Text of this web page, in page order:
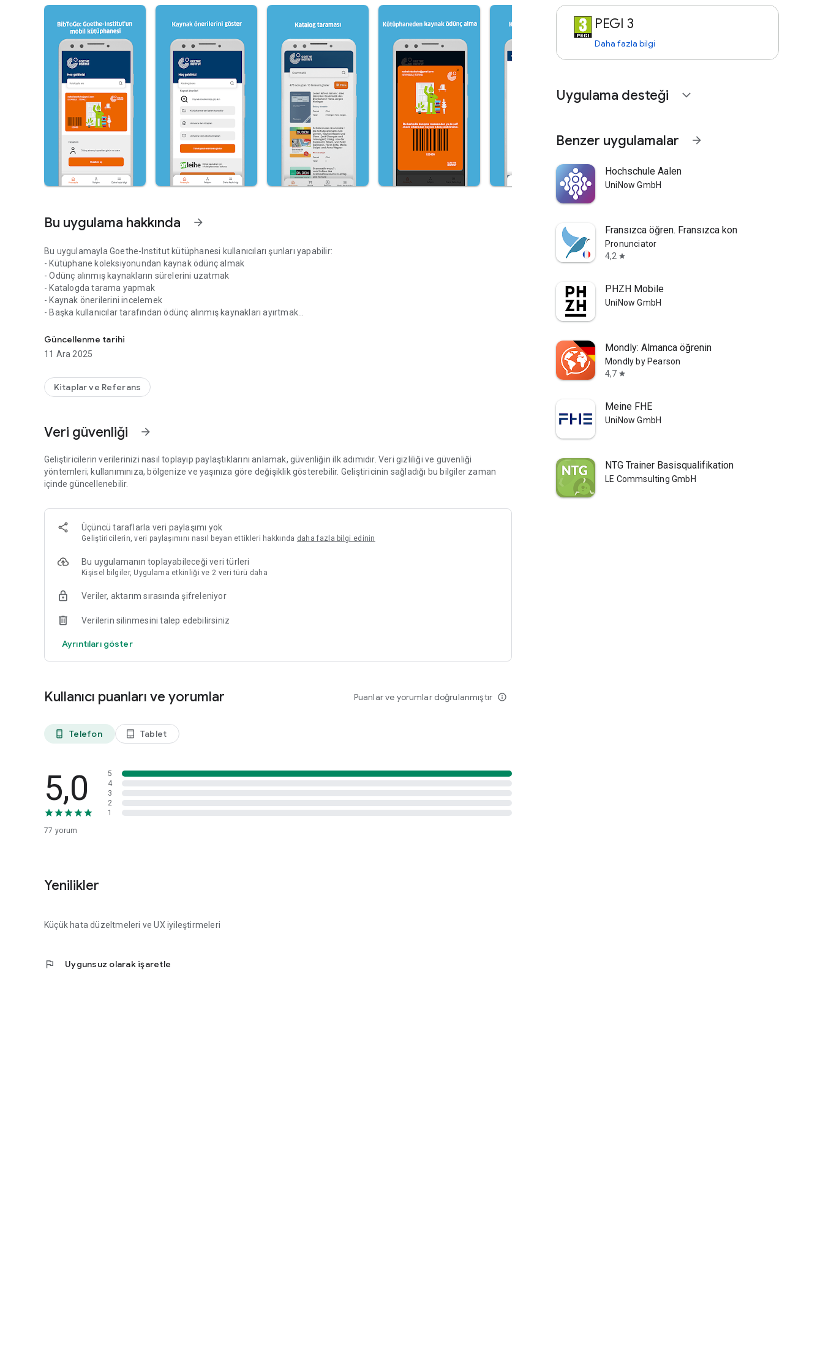
Bu uygulama hakkında arrow_forward
Bu uygulamayla Goethe-Institut kütüphanesi kullanıcıları şunları yapabilir:
- Kütüphane koleksiyonundan kaynak ödünç almak
- Ödünç alınmış kaynakların sürelerini uzatmak
- Katalogda tarama yapmak
- Kaynak önerilerini incelemek
- Başka kullanıcılar tarafından ödünç alınmış kaynakları ayırtmak
Bu uygulamayı kullanabilmek için
service=https%3A%2F%2Fmy.goethe.de%2Fkdf%2Fj_spring_cas_security_check&ort=pxxdeID&locale=tr)
Bu uygulamayı kullanabilmek için Mein Goethe.de'ye ücretsiz kaydınızı yapmalı ve ek olarak kütüphanemize üye
Güncellenme tarihi
11 Ara 2025
Kitaplar ve Referans
Veri güvenliği arrow_forward
Geliştiricilerin verilerinizi nasıl toplayıp paylaştıklarını anlamak, güvenliğin ilk adımıdır. Veri gizliliği ve güvenliği
yöntemleri; kullanımınıza, bölgenize ve yaşınıza göre değişiklik gösterebilir. Geliştiricinin sağladığı bu bilgiler zaman
içinde güncellenebilir.
Üçüncü taraflarla veri paylaşımı yok
Geliştiricilerin, veri paylaşımını nasıl beyan ettikleri hakkında daha fazla bilgi edinin
Bu uygulamanın toplayabileceği veri türleri
Kişisel bilgiler, Uygulama etkinliği ve 2 veri türü daha
Veriler, aktarım sırasında şifreleniyor
Verilerin silinmesini talep edebilirsiniz
Ayrıntıları göster
Kullanıcı puanları ve yorumlar Puanlar ve yorumlar doğrulanmıştır info_outline
phone_android Telefon tablet_android Tablet
5,0
77 yorum
5
4
3
2
1
Yenilikler
Küçük hata düzeltmeleri ve UX iyileştirmeleri
flag Uygunsuz olarak işaretle
PEGI 3
Daha fazla bilgi
Uygulama desteği expand_more
Benzer uygulamalar arrow_forward
Hochschule Aalen
UniNow GmbH
Fransızca öğren. Fransızca kon
Pronunciator
4,2 star
PHZH Mobile
UniNow GmbH
Mondly: Almanca öğrenin
Mondly by Pearson
4,7 star
Meine FHE
UniNow GmbH
NTG Trainer Basisqualifikation
LE Commsulting GmbH